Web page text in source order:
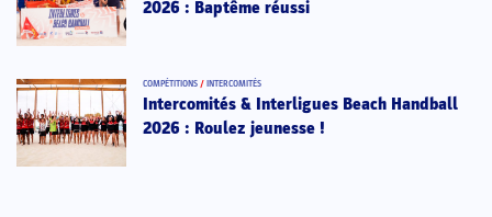
2026 : Baptême réussi
COMPÉTITIONS / INTERCOMITÉS
Intercomités & Interligues Beach Handball
2026 : Roulez jeunesse !